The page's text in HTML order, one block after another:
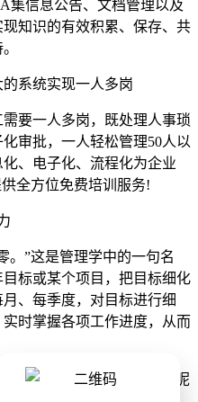
集信息公告、文档管理以及
知识的有效积累、保存、共
系统实现一人多岗
要一人多岗，既处理人事琐
审批，一人轻松管理50人以
、电子化、流程化为企业
全方位免费培训服务!
”这是管理学中的一句名
标或某个项目，把目标细化
、每季度，对目标进行细
时掌握各项工作进度，从而
企业带来哪些价值及优势呢